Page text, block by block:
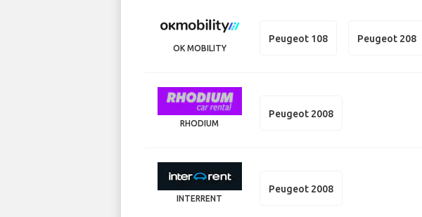
OK MOBILITY
Peugeot 108 Peugeot 208
RHODIUM
Peugeot 2008
INTERRENT
Peugeot 2008